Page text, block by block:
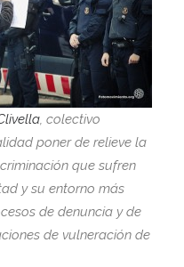
, colectivo
poner de relieve la
que sufren
y su entorno más
de denuncia y de
de vulneración de